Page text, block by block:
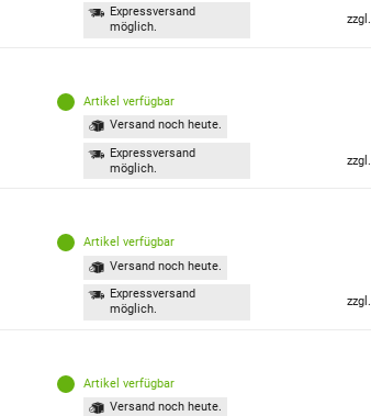
Expressversand
möglich.
zzgl.
Artikel verfügbar
Versand noch heute.
Expressversand
möglich.
zzgl.
Artikel verfügbar
Versand noch heute.
Expressversand
möglich.
zzgl.
Artikel verfügbar
Versand noch heute.